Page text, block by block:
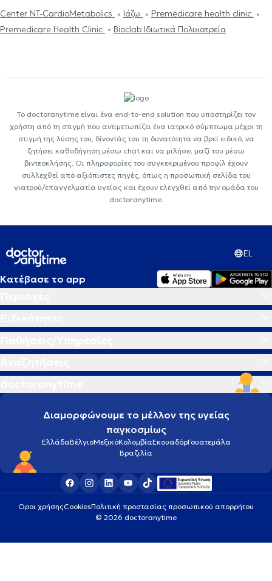
Center NT-CardioMetabolics
Ιάζω
Premedicare health clinic
Premedicare Health Clinic
Bioclab Ιδιωτικά Πολυιατρεία
Το doctoranytime είναι ένα end-to-end solution που υποστηρίζει τον
χρήστη από τη στιγμή που αντιμετωπίζει ένα ιατρικό σύμπτωμα μέχρι τη
στιγμή της λύσης του, δίνοντάς του τη δυνατότητα να βρεί ειδικό, να
ζητήσει καθοδήγηση μέσω chat και να μιλήσει μαζί του μέσω
βιντεοκλήσης. Οι πληροφορίες του συγκεκριμένου προφίλ έχουν
συλλεχθεί από αξιόπιστες πηγές, όπως η προσωπική σελίδα του
γιατρού/επαγγελματία υγείας και έχουν ελεγχθεί από την ομάδα του
doctoranytime.
EL
Κατέβασε το app
Διαμορφώνουμε το μέλλον της υγείας
παγκοσμίως
ΕλλάδαΒέλγιοΜεξικόΚολομβίαΕκουαδόρΓουατεμάλα
Βραζιλία
Οροι χρήσηςCookiesΠολιτική προστασίας προσωπικού απορρήτου
© 2026 doctoranytime